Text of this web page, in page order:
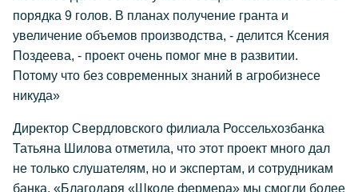
порядка 9 голов. В планах получение гранта и
увеличение объемов производства, - делится Ксения
Поздеева, - проект очень помог мне в развитии.
Потому что без современных знаний в агробизнесе
никуда»
Директор Свердловского филиала Россельхозбанка
Татьяна Шилова отметила, что этот проект много дал
не только слушателям, но и экспертам, и сотрудникам
банка. «Благодаря «Школе фермера» мы смогли более